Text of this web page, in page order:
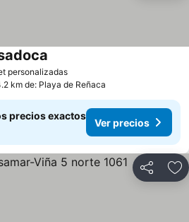
personalizadas
km de: Playa de Reñaca
precios exactos
Ver precios
Compartir